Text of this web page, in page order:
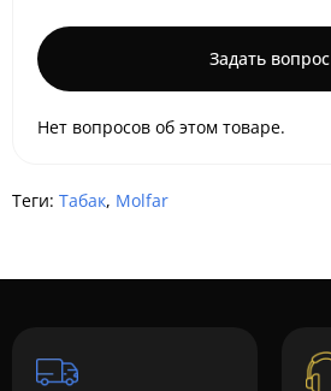
Задать вопрос
Нет вопросов об этом товаре.
Теги: Табак, Molfar